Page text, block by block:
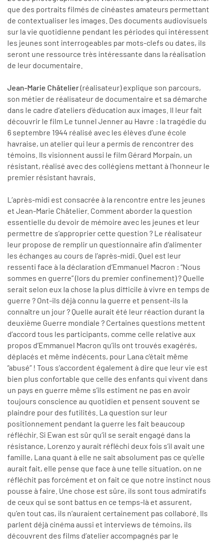
que des portraits filmés de cinéastes amateurs permettant
de contextualiser les images. Des documents audiovisuels
sur la vie quotidienne pendant les périodes qui intéressent
les jeunes sont interrogeables par mots-clefs ou dates, ils
seront une ressource très intéressante dans la réalisation
de leur documentaire.
Jean-Marie Châtelier(réalisateur) explique son parcours,
son métier de réalisateur de documentaire et sa démarche
dans le cadre d’ateliers d’éducation aux images. Il leur fait
découvrir le film Le tunnel Jenner au Havre : la tragédie du
6 septembre 1944 réalisé avec les élèves d’une école
havraise, un atelier qui leur a permis de rencontrer des
témoins. Ils visionnent aussi le film Gérard Morpain, un
résistant, réalisé avec des collégiens mettant à l’honneur le
premier résistant havrais.
L’après-midi est consacrée à la rencontre entre les jeunes
et Jean-Marie Châtelier. Comment aborder la question
essentielle du devoir de mémoire avec les jeunes et leur
permettre de s’approprier cette question ? Le réalisateur
leur propose de remplir un questionnaire afin d’alimenter
les échanges au cours de l’après-midi. Quel est leur
ressenti face à la déclaration d’Emmanuel Macron : “Nous
sommes en guerre” (lors du premier confinement) ? Quelle
serait selon eux la chose la plus difficile à vivre en temps de
guerre ? Ont-ils déjà connu la guerre et pensent-ils la
connaître un jour ? Quelle aurait été leur réaction durant la
deuxième Guerre mondiale ? Certaines questions mettent
d’accord tous les participants, comme celle relative aux
propos d’Emmanuel Macron qu’ils ont trouvés exagérés,
déplacés et même indécents, pour Lana c’était même
“abusé” ! Tous s’accordent également à dire que leur vie est
bien plus confortable que celle des enfants qui vivent dans
un pays en guerre même s’ils estiment ne pas en avoir
toujours conscience au quotidien et pensent souvent se
plaindre pour des futilités. La question sur leur
positionnement pendant la guerre les fait beaucoup
réfléchir. Si Ewan est sûr qu’il se serait engagé dans la
résistance, Lorenzo y aurait réfléchi deux fois s’il avait une
famille, Lana quant à elle ne sait absolument pas ce qu’elle
aurait fait, elle pense que face à une telle situation, on ne
réfléchit pas forcément et on fait ce que notre instinct nous
pousse à faire. Une chose est sûre, ils sont tous admiratifs
de ceux qui se sont battus en ce temps-là et assurent,
qu’en tout cas, ils n’auraient certainement pas collaboré. Ils
parlent déjà cinéma aussi et interviews de témoins, ils
découvrent des films d’atelier accompagnés par le